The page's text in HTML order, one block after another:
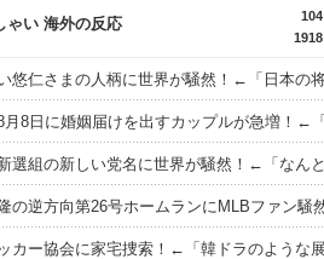
104
1918
ゃい 海外の反応